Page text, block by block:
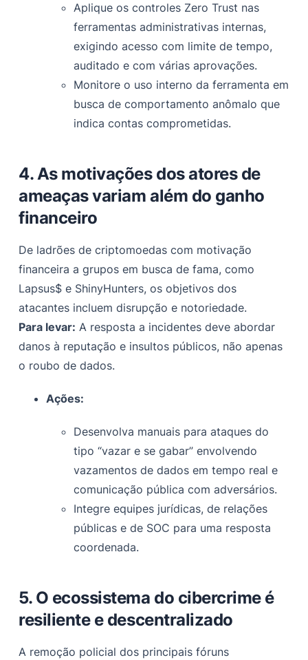
Aplique os controles Zero Trust nas
ferramentas administrativas internas,
exigindo acesso com limite de tempo,
auditado e com várias aprovações.
Monitore o uso interno da ferramenta em
busca de comportamento anômalo que
indica contas comprometidas.
4. As motivações dos atores de
ameaças variam além do ganho
financeiro
De ladrões de criptomoedas com motivação
financeira a grupos em busca de fama, como
Lapsus$ e ShinyHunters, os objetivos dos
atacantes incluem disrupção e notoriedade.
Para levar: A resposta a incidentes deve abordar
danos à reputação e insultos públicos, não apenas
o roubo de dados.
Ações:
Desenvolva manuais para ataques do
tipo “vazar e se gabar” envolvendo
vazamentos de dados em tempo real e
comunicação pública com adversários.
Integre equipes jurídicas, de relações
públicas e de SOC para uma resposta
coordenada.
5. O ecossistema do cibercrime é
resiliente e descentralizado
A remoção policial dos principais fóruns